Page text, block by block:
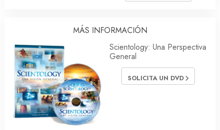
MÁS INFORMACIÓN
Scientology: Una Perspectiva
General
SOLICITA UN DVD